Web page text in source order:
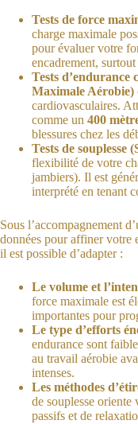
Tests de force
charge maximale
pour évaluer votre
encadrement,
Tests
Maximale Aérobie)
cardiovasculaires.
comme un 400
blessures chez les
Tests de souplesse
flexibilité de votre
jambiers). Il est
interprété en tenant
Sous l’accompagnement
données pour affiner votre
il est possible d’adapter :
Le volume et
force maximale est
importantes pour
Le type d’efforts
endurance sont
au travail aérobie
intenses.
Les méthodes
de souplesse oriente
passifs et de